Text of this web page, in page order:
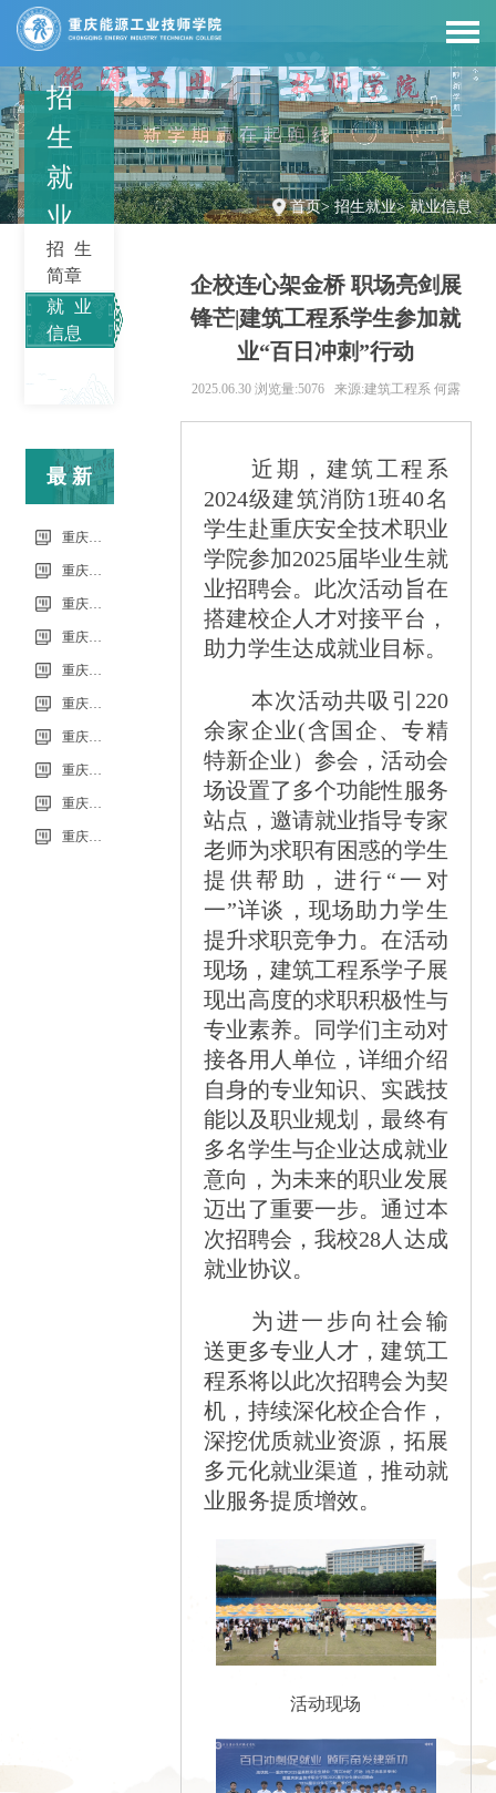
首页>招生就业>就业信息
招
生
就
业
招生
简章
就业
信息
最新
信息
企校连心架金桥 职场亮剑展
锋芒|建筑工程系学生参加就
业“百日冲刺”行动
2025.06.30 浏览量:5076 来源:建筑工程系 何露
近期，建筑工程系
2024级建筑消防1班40名
学生赴重庆安全技术职业
学院参加2025届毕业生就
业招聘会。此次活动旨在
搭建校企人才对接平台，
助力学生达成就业目标。
本次活动共吸引220
余家企业(含国企、专精
特新企业）参会，活动会
场设置了多个功能性服务
站点，邀请就业指导专家
老师为求职有困惑的学生
提供帮助，进行“一对
一”详谈，现场助力学生
提升求职竞争力。在活动
现场，建筑工程系学子展
现出高度的求职积极性与
专业素养。同学们主动对
接各用人单位，详细介绍
自身的专业知识、实践技
能以及职业规划，最终有
多名学生与企业达成就业
意向，为未来的职业发展
迈出了重要一步。通过本
次招聘会，我校28人达成
就业协议。
为进一步向社会输
送更多专业人才，建筑工
程系将以此次招聘会为契
机，持续深化校企合作，
深挖优质就业资源，拓展
多元化就业渠道，推动就
业服务提质增效。
活动现场